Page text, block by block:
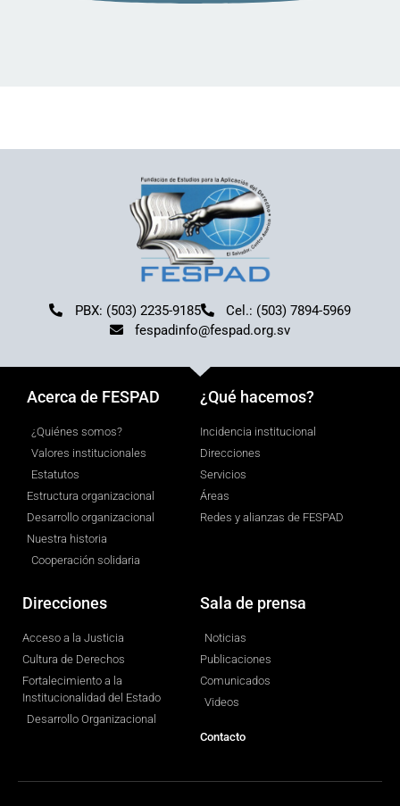
PBX: (503) 2235-9185
Cel.: (503) 7894-5969
fespadinfo@fespad.org.sv
Acerca de FESPAD
¿Quiénes somos?
Valores institucionales
Estatutos
Estructura organizacional
Desarrollo organizacional
Nuestra historia
Cooperación solidaria
¿Qué hacemos?
Incidencia institucional
Direcciones
Servicios
Áreas
Redes y alianzas de FESPAD
Direcciones
Acceso a la Justicia
Cultura de Derechos
Fortalecimiento a la
Institucionalidad del Estado
Desarrollo Organizacional
Sala de prensa
Noticias
Publicaciones
Comunicados
Videos
Contacto